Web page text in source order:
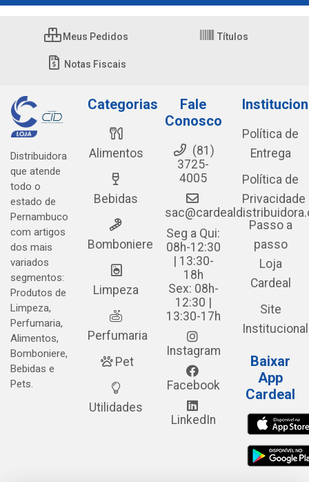
Meus Pedidos Títulos
Notas Fiscais
Distribuidora
que atende
todo o
estado de
Pernambuco
com artigos
dos mais
variados
segmentos:
Produtos de
Limpeza,
Perfumaria,
Alimentos,
Bomboniere,
Bebidas e
Pets.
Categorias
Alimentos
Bebidas
Bomboniere
Limpeza
Perfumaria
Pet
Utilidades
Fale
Conosco
(81)
3725-
4005
Seg a Qui:
08h-12:30
| 13:30-
18h
Sex: 08h-
12:30 |
13:30-17h
Instagram
Facebook
LinkedIn
Política de
Entrega
Política de
Privacidade
Passo a
passo
Loja
Cardeal
Site
Institucional
Baixar
App
Cardeal